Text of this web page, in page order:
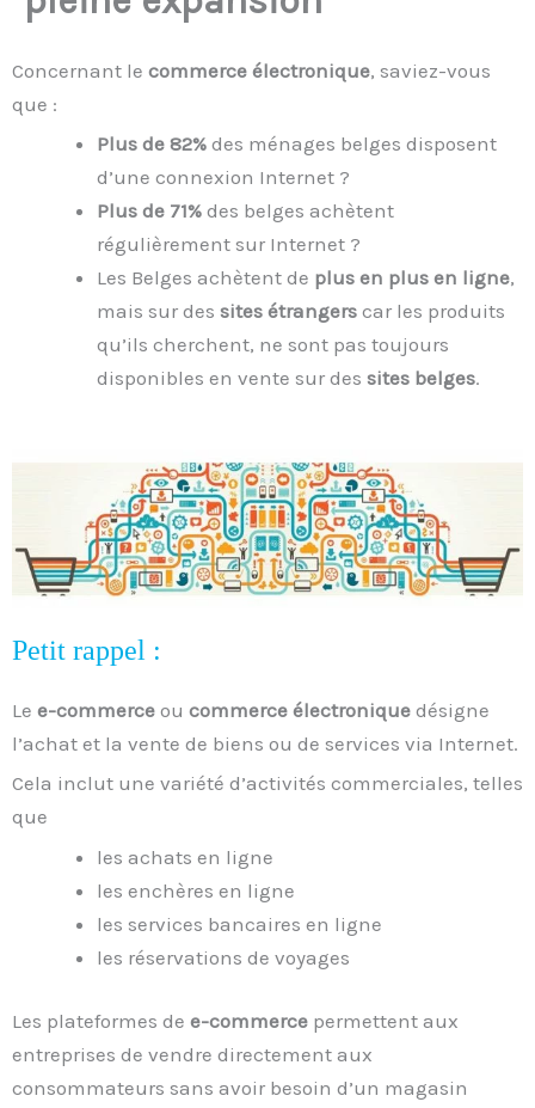
Concernant le commerce électronique, saviez-vous
que :
Plus de 82% des ménages belges disposent
d’une connexion Internet ?
Plus de 71% des belges achètent
régulièrement sur Internet ?
Les Belges achètent de plus en plus en ligne,
mais sur des sites étrangers car les produits
qu’ils cherchent, ne sont pas toujours
disponibles en vente sur des sites belges.
Petit rappel :
Le e-commerce ou commerce électronique désigne
l’achat et la vente de biens ou de services via Internet.
Cela inclut une variété d’activités commerciales, telles
que
les achats en ligne
les enchères en ligne
les services bancaires en ligne
les réservations de voyages
Les plateformes de e-commerce permettent aux
entreprises de vendre directement aux
consommateurs sans avoir besoin d’un magasin